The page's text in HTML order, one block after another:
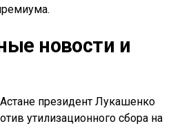
новости и
президент Лукашенко
утилизационного сбора на